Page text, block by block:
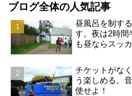
ブログ全体の人気記事
昼風呂を制す
す。夜は2時間
も昼ならスッ
チケットがな
う楽しめる。
使せよ！